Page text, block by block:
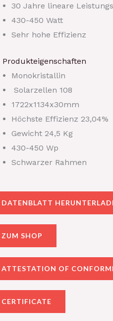
30 Jahre lineare
430-450 Watt
Sehr hohe Effizienz
Produkteigenschaften
Monokristallin
Solarzellen 108
1722x1134x30mm
Höchste Effizienz 23,04%
Gewicht 24,5 Kg
430-450 Wp
Schwarzer Rahmen
DATENBLATT
ZUM SHOP
ATTESTATION OF
CERTIFICATE